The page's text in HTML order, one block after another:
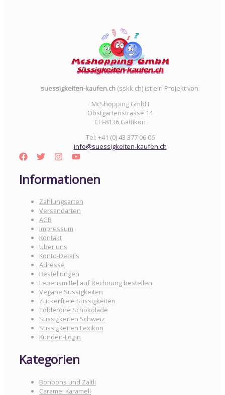
suessigkeiten-kaufen.ch(sskk.ch) ist ein Projekt von:
McShopping GmbH
Obstgartenstrasse 14
CH-8136 Gattikon
Tel: +41 (0) 43 377 06 06
info@suessigkeiten-kaufen.ch
Informationen
Zahlungsarten
Versandarten
AGB
Impressum
Kontakt
Über uns
Konto-Details
Adresse
Bestellungen
Lebensmittel auf Rechnung bestellen
Vegane Süssigkeiten
Zuckerfreie Süssigkeiten
Toblerone Schokolade
Süssigkeiten Schweiz
Süssigkeiten Lexikon
Kunden-Login
Kategorien
Bonbons und Zältli
Caramel Karamell